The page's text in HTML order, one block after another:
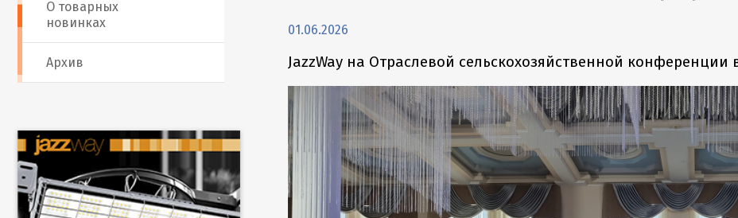
О товарных
новинках
Архив
01.06.2026
JazzWay на Отраслевой сельскохозяйственной конференции